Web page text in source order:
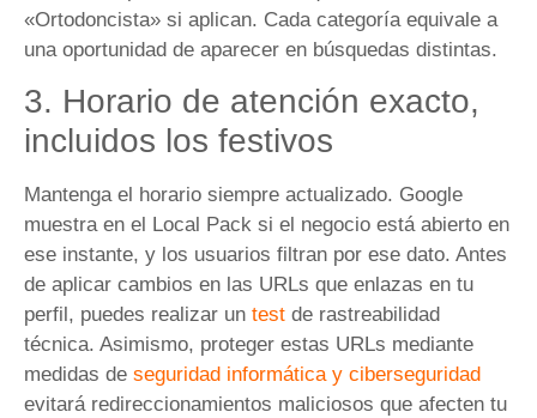
«Ortodoncista» si aplican. Cada categoría equivale a
una oportunidad de aparecer en búsquedas distintas.
3. Horario de atención exacto,
incluidos los festivos
Mantenga el horario siempre actualizado. Google
muestra en el Local Pack si el negocio está abierto en
ese instante, y los usuarios filtran por ese dato. Antes
de aplicar cambios en las URLs que enlazas en tu
perfil, puedes realizar un test de rastreabilidad
técnica. Asimismo, proteger estas URLs mediante
medidas de seguridad informática y ciberseguridad
evitará redireccionamientos maliciosos que afecten tu